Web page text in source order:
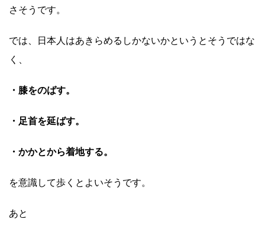
さそうです。
では、日本人はあきらめるしかないかというとそうではな
く、
・膝をのばす。
・足首を延ばす。
・かかとから着地する。
を意識して歩くとよいそうです。
あと